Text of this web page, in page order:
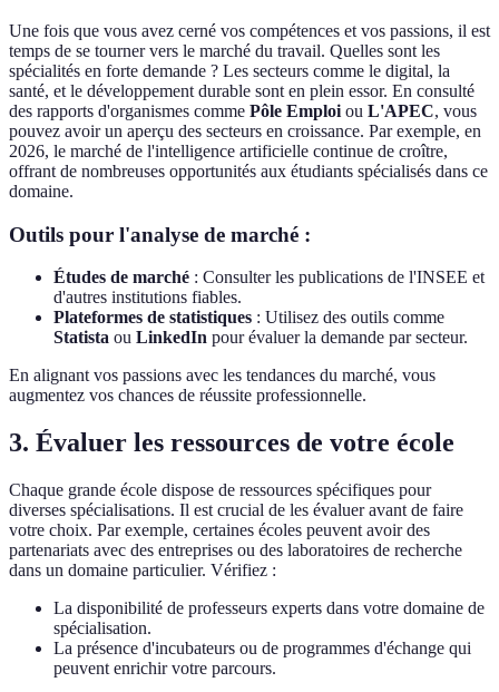
Une fois que vous avez cerné vos compétences et vos passions, il est
temps de se tourner vers le marché du travail. Quelles sont les
spécialités en forte demande ? Les secteurs comme le digital, la
santé, et le développement durable sont en plein essor. En consulté
des rapports d'organismes comme Pôle Emploi ou L'APEC, vous
pouvez avoir un aperçu des secteurs en croissance. Par exemple, en
2026, le marché de l'intelligence artificielle continue de croître,
offrant de nombreuses opportunités aux étudiants spécialisés dans ce
domaine.
Outils pour l'analyse de marché :
Études de marché : Consulter les publications de l'INSEE et
d'autres institutions fiables.
Plateformes de statistiques : Utilisez des outils comme
Statista ou LinkedIn pour évaluer la demande par secteur.
En alignant vos passions avec les tendances du marché, vous
augmentez vos chances de réussite professionnelle.
3. Évaluer les ressources de votre école
Chaque grande école dispose de ressources spécifiques pour
diverses spécialisations. Il est crucial de les évaluer avant de faire
votre choix. Par exemple, certaines écoles peuvent avoir des
partenariats avec des entreprises ou des laboratoires de recherche
dans un domaine particulier. Vérifiez :
La disponibilité de professeurs experts dans votre domaine de
spécialisation.
La présence d'incubateurs ou de programmes d'échange qui
peuvent enrichir votre parcours.